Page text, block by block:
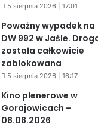
5 sierpnia 2026 | 17:01
Poważny wypadek na
DW 992 w Jaśle.
została całkowicie
zablokowana
5 sierpnia 2026 | 16:17
Kino plenerowe w
Gorajowicach –
08.08.2026